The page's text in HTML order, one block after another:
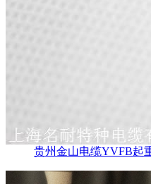
贵州金山电缆YVFB起